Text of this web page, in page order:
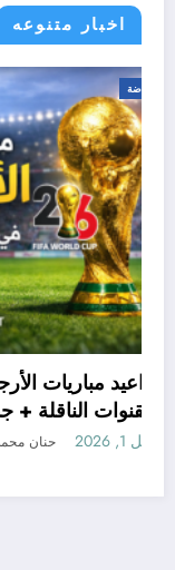
اخبار متنوعه
رياضة
والقنوات
أبريل 1, 2026